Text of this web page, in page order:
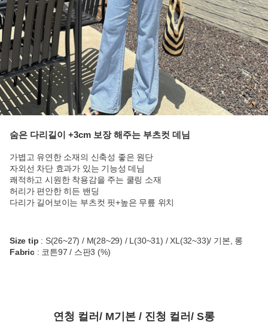
숨은 다리길이 +3cm 보장 해주는 부츠컷 데님
가볍고 유연한 소재의 신축성 좋은 원단
자외선 차단 효과가 있는 기능성 데님
쾌적하고 시원한 착용감을 주는 쿨링 소재
허리가 편안한 히든 밴딩
다리가 길어보이는 부츠컷 핏+높은 무릎 위치
Size tip : S(26~27) / M(28~29) / L(30~31) / XL(32~33)/ 기본, 롱
Fabric: 코튼97 / 스판3 (%)
연청 컬러/ M기본 / 진청 컬러/ S롱